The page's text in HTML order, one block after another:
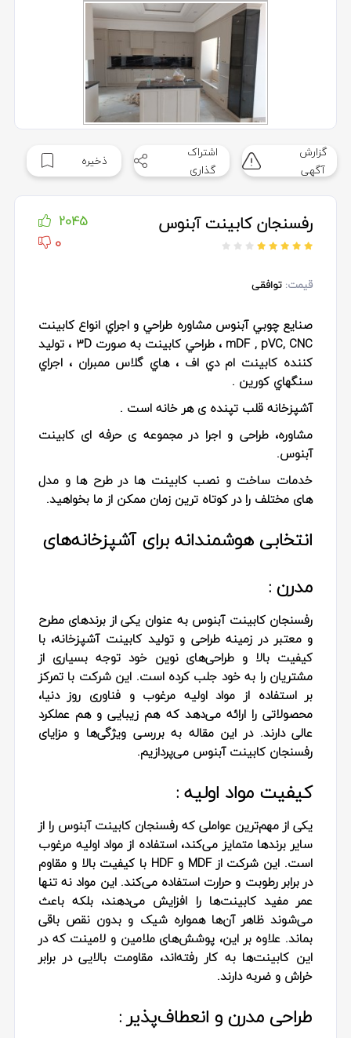
گزارش
آگهی
اشتراک
گذاری
ذخیره
رفسنجان کابینت آبنوس
2045
0
قیمت: توافقی
صنايع چوبي آبنوس مشاوره طراحي و اجراي انواع كابينت
mDF , pVC, CNC ، طراحي كابينت به صورت 3D ، توليد
كننده كابينت ام دي اف ، هاي گلاس ممبران ، اجراي
سنگهاي كورين .
آشپزخانه قلب تپنده ی هر خانه است .
مشاوره، طراحی و اجرا در مجموعه ی حرفه ای کابینت
آبنوس.
خدمات ساخت و نصب کابینت ها در طرح ها و مدل
های مختلف را در کوتاه ترین زمان ممکن از ما بخواهید.
انتخابی هوشمندانه برای آشپزخانه‌های
مدرن :
رفسنجان کابینت آبنوس به عنوان یکی از برندهای مطرح
و معتبر در زمینه طراحی و تولید کابینت آشپزخانه، با
کیفیت بالا و طراحی‌های نوین خود توجه بسیاری از
مشتریان را به خود جلب کرده است. این شرکت با تمرکز
بر استفاده از مواد اولیه مرغوب و فناوری روز دنیا،
محصولاتی را ارائه می‌دهد که هم زیبایی و هم عملکرد
عالی دارند. در این مقاله به بررسی ویژگی‌ها و مزایای
رفسنجان کابینت آبنوس می‌پردازیم.
کیفیت مواد اولیه :
یکی از مهم‌ترین عواملی که رفسنجان کابینت آبنوس را از
سایر برندها متمایز می‌کند، استفاده از مواد اولیه مرغوب
است. این شرکت از MDF و HDF با کیفیت بالا و مقاوم
در برابر رطوبت و حرارت استفاده می‌کند. این مواد نه تنها
عمر مفید کابینت‌ها را افزایش می‌دهند، بلکه باعث
می‌شوند ظاهر آن‌ها همواره شیک و بدون نقص باقی
بماند. علاوه بر این، پوشش‌های ملامین و لامینت که در
این کابینت‌ها به کار رفته‌اند، مقاومت بالایی در برابر
خراش و ضربه دارند.
طراحی مدرن و انعطاف‌پذیر :